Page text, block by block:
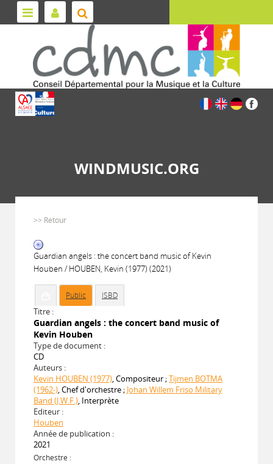
WINDMUSIC.ORG
>> Retour
Guardian angels : the concert band music of Kevin
Houben / HOUBEN, Kevin (1977) (2021)
Public ISBD
Titre :
Guardian angels : the concert band music of
Kevin Houben
Type de document :
CD
Auteurs :
Kevin HOUBEN (1977), Compositeur ;Tijmen BOTMA
(1962-), Chef d'orchestre ; Johan Willem Friso Military
Band (J.W.F.), Interprète
Editeur :
Houben
Année de publication :
2021
Orchestre :